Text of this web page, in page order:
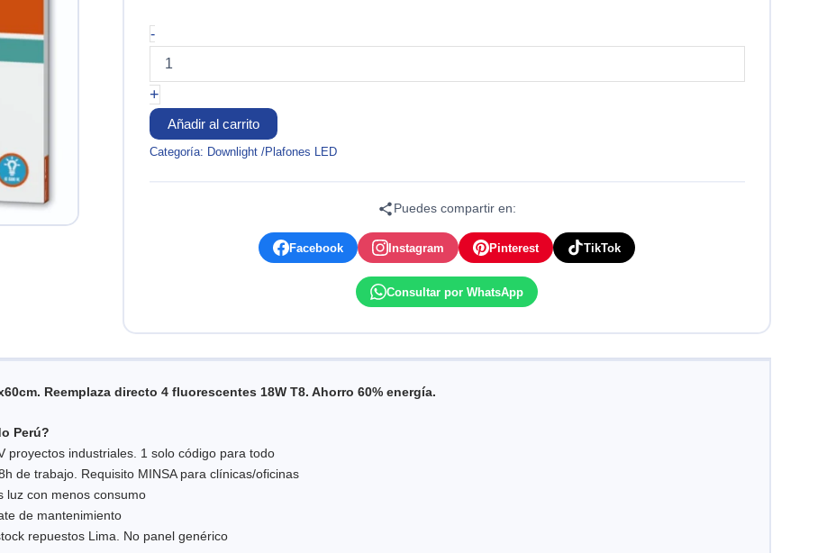
-LUMINARIA
PANEL
LED
36W
IP20
6500K
4320LM
100-
+
Añadir al carrito
Categoría: Downlight /Plafones LED
Puedes compartir en:
Facebook Instagram Pinterest TikTok
Consultar por WhatsApp
Reemplaza directo 4 fluorescentes 18W T8. Ahorro 60% energía.
Perú?
proyectos industriales. 1 solo código para todo
de trabajo. Requisito MINSA para clínicas/oficinas
luz con menos consumo
de mantenimiento
repuestos Lima. No panel genérico